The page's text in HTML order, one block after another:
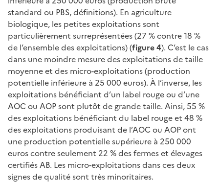
standard ou PBS, définitions). En agriculture
biologique, les petites exploitations sont
particulièrement surreprésentées (27 % contre 18 %
de l’ensemble des exploitations) (figure 4). C’est le cas
dans une moindre mesure des exploitations de taille
moyenne et des micro-exploitations (production
potentielle inférieure à 25 000 euros). À l’inverse, les
exploitations bénéficiant d’un label rouge ou d’une
AOC ou AOP sont plutôt de grande taille. Ainsi, 55 %
des exploitations bénéficiant du label rouge et 48 %
des exploitations produisant de l’AOC ou AOP ont
une production potentielle supérieure à 250 000
euros contre seulement 22 % des fermes et élevages
certifiés AB. Les micro-exploitations dans ces deux
signes de qualité sont très minoritaires.